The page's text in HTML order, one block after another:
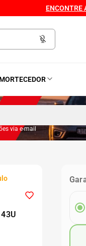
ENCONTRE
via e-mail